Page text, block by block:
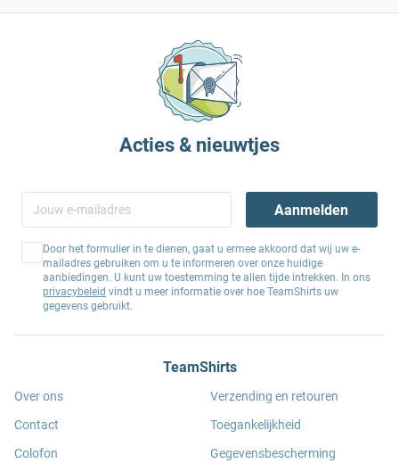
Acties & nieuwtjes
Aanmelden
Door het formulier in te dienen, gaat u ermee akkoord dat wij uw e-
mailadres gebruiken om u te informeren over onze huidige
aanbiedingen. U kunt uw toestemming te allen tijde intrekken. In ons
privacybeleid vindt u meer informatie over hoe TeamShirts uw
gegevens gebruikt.
TeamShirts
Over ons
Contact
Colofon
Verzending en retouren
Toegankelijkheid
Gegevensbescherming